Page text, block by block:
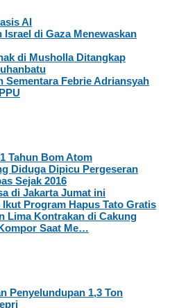
AI
Israel di Gaza Menewaskan
di Musholla Ditangkap
Sementara Febrie Adriansyah
Tahun Bom Atom
Diduga Dipicu Pergeseran
Sejak 2016
di Jakarta Jumat ini
Program Hapus Tato Gratis
Lima Kontrakan di Cakung
Saat Me…
Penyelundupan 1,3 Ton